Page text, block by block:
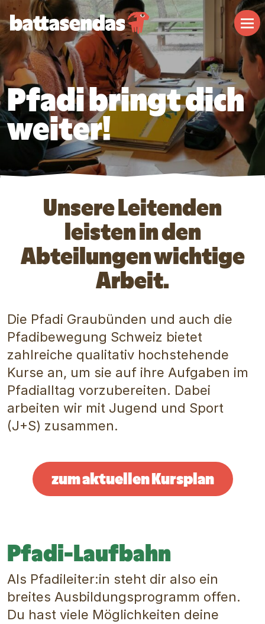
Pfadi bringt dich
weiter!
Unsere Leitenden
leisten in den
Abteilungen wichtige
Arbeit.
Die Pfadi Graubünden und auch die
Pfadibewegung Schweiz bietet
zahlreiche qualitativ hochstehende
Kurse an, um sie auf ihre Aufgaben im
Pfadialltag vorzubereiten. Dabei
arbeiten wir mit Jugend und Sport
(J+S) zusammen.
zum aktuellen Kursplan
Pfadi-Laufbahn
Als Pfadileiter:in steht dir also ein
breites Ausbildungsprogramm offen.
Du hast viele Möglichkeiten deine